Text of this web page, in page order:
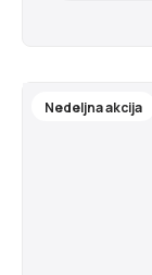
Nedeljna akcija